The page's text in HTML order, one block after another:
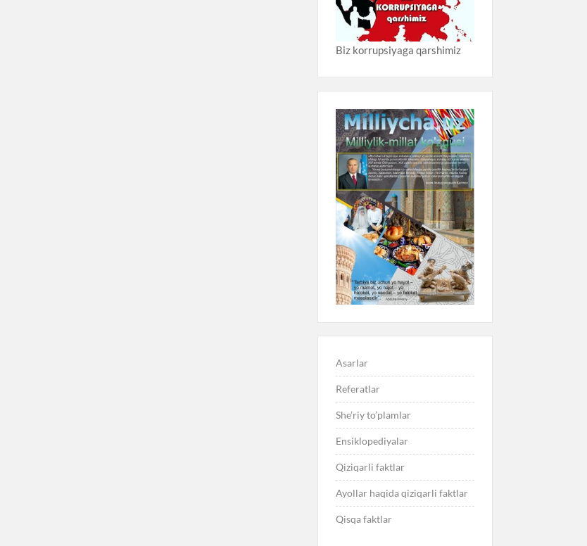
Biz korrupsiyaga qarshimiz
Asarlar
Referatlar
She’riy to’plamlar
Ensiklopediyalar
Qiziqarli faktlar
Ayollar haqida qiziqarli faktlar
Qisqa faktlar